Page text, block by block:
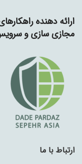
ارائه دهنده
مجازی سازی و
ارتباط با ما